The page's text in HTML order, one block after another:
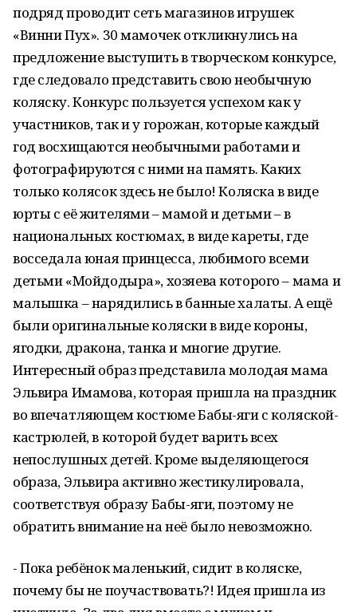
подряд проводит сеть магазинов игрушек
«Винни Пух». 30 мамочек откликнулись на
предложение выступить в творческом конкурсе,
где следовало представить свою необычную
коляску. Конкурс пользуется успехом как у
участников, так и у горожан, которые каждый
год восхищаются необычными работами и
фотографируются с ними на память. Каких
только колясок здесь не было! Коляска в виде
юрты с её жителями – мамой и детьми – в
национальных костюмах, в виде кареты, где
восседала юная принцесса, любимого всеми
детьми «Мойдодыра», хозяева которого – мама и
малышка – нарядились в банные халаты. А ещё
были оригинальные коляски в виде короны,
ягодки, дракона, танка и многие другие.
Интересный образ представила молодая мама
Эльвира Имамова, которая пришла на праздник
во впечатляющем костюме Бабы-яги с коляской-
кастрюлей, в которой будет варить всех
непослушных детей. Кроме выделяющегося
образа, Эльвира активно жестикулировала,
соответствуя образу Бабы-яги, поэтому не
обратить внимание на неё было невозможно.
- Пока ребёнок маленький, сидит в коляске,
почему бы не поучаствовать?! Идея пришла из